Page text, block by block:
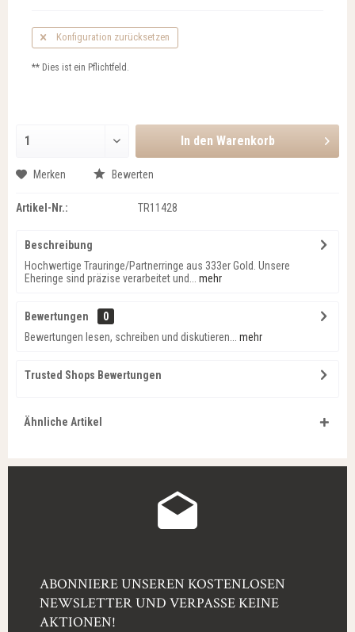
Konfiguration zurücksetzen
** Dies ist ein Pflichtfeld.
In den Warenkorb
Merken Bewerten
Artikel-Nr.: TR11428
Beschreibung
Hochwertige Trauringe/Partnerringe aus 333er Gold. Unsere
Eheringe sind präzise verarbeitet und...
mehr
Bewertungen
0
Bewertungen lesen, schreiben und diskutieren...
mehr
Trusted Shops Bewertungen
Ähnliche Artikel
ABONNIERE UNSEREN KOSTENLOSEN
NEWSLETTER UND VERPASSE KEINE
AKTIONEN!